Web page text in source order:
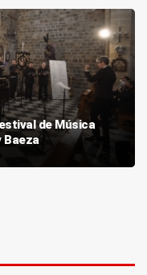
de Música
Baeza